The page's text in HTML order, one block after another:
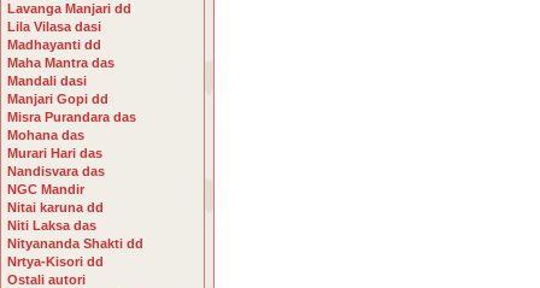
Lavanga Manjari dd
Lila Vilasa dasi
Madhayanti dd
Maha Mantra das
Mandali dasi
Manjari Gopi dd
Misra Purandara das
Mohana das
Murari Hari das
Nandisvara das
NGC Mandir
Nitai karuna dd
Niti Laksa das
Nityananda Shakti dd
Nrtya-Kisori dd
Ostali autori